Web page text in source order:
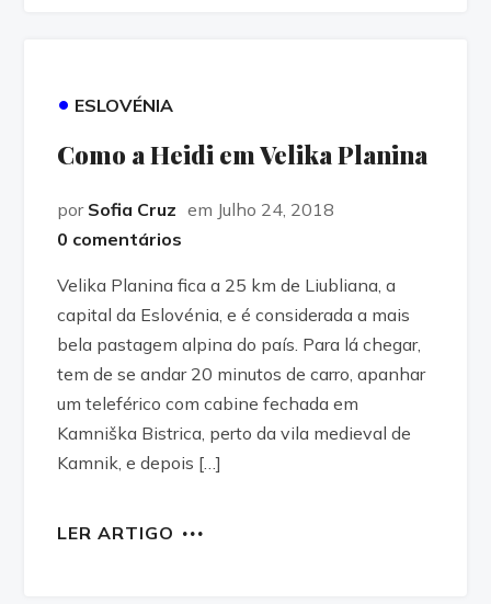
• ESLOVÉNIA
Como a Heidi em Velika Planina
por Sofia Cruz em Julho 24, 2018
0 comentários
Velika Planina fica a 25 km de Liubliana, a
capital da Eslovénia, e é considerada a mais
bela pastagem alpina do país. Para lá chegar,
tem de se andar 20 minutos de carro, apanhar
um teleférico com cabine fechada em
Kamniška Bistrica, perto da vila medieval de
Kamnik, e depois […]
LER ARTIGO